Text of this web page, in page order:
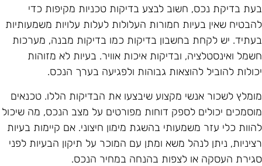
בדיקת נכס, חשוב לבצע בדיקות טכניות מקיפות כדי
שאין בעיות חמורות העלולות לעלות עלויות משמעותיות
יש לקחת בחשבון בדיקות כמו בדיקות מבנה, מערכות
ואינסטלציה, ובדיקות איכות אוויר. בעיות לא מזוהות
להוביל להוצאות גבוהות ולפגיעה בערך הנכס.
לשכור אנשי מקצוע שיבצעו את הבדיקות הללו. טכנאים
יכולים לספק דוחות מפורטים על מצב הנכס, מה שיכול
כלי עזר משמעותי בהשגת מימון חיצוני. אם קיימות בעיות
ניתן לנהל משא ומתן עם המוכר על תיקון הבעיות לפני
העסקה או לצפות בהנחה במחיר הנכס.